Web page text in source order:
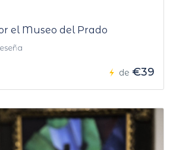
el Museo del Prado
de €39